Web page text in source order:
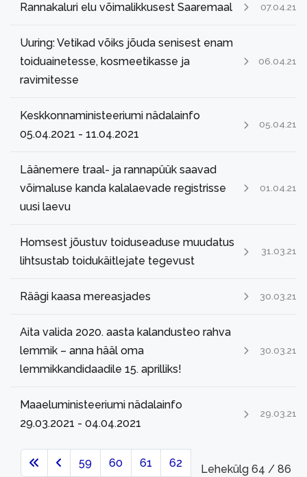
Rannakaluri elu võimalikkusest Saaremaal 07.04.21
Uuring: Vetikad võiks jõuda senisest enam
toiduainetesse, kosmeetikasse ja
ravimitesse
06.04.21
Keskkonnaministeeriumi nädalainfo
05.04.2021 - 11.04.2021
05.04.21
Läänemere traal- ja rannapüük saavad
võimaluse kanda kalalaevade registrisse
uusi laevu
01.04.21
Homsest jõustuv toiduseaduse muudatus
lihtsustab toidukäitlejate tegevust
31.03.21
Räägi kaasa mereasjades 30.03.21
Aita valida 2020. aasta kalandusteo rahva
lemmik – anna hääl oma
lemmikkandidaadile 15. aprilliks!
30.03.21
Maaeluministeeriumi nädalainfo
29.03.2021 - 04.04.2021
29.03.21
Lehekülg 64 / 86
59 60 61 62